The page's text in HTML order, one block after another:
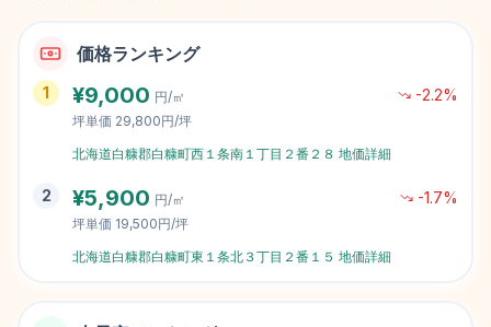
価格ランキング
1 ¥9,000 円/㎡ -2.2%
坪単価 29,800円/坪
北海道白糠郡白糠町西１条南１丁目２番２８ 地価詳細
2 ¥5,900 円/㎡ -1.7%
坪単価 19,500円/坪
北海道白糠郡白糠町東１条北３丁目２番１５ 地価詳細